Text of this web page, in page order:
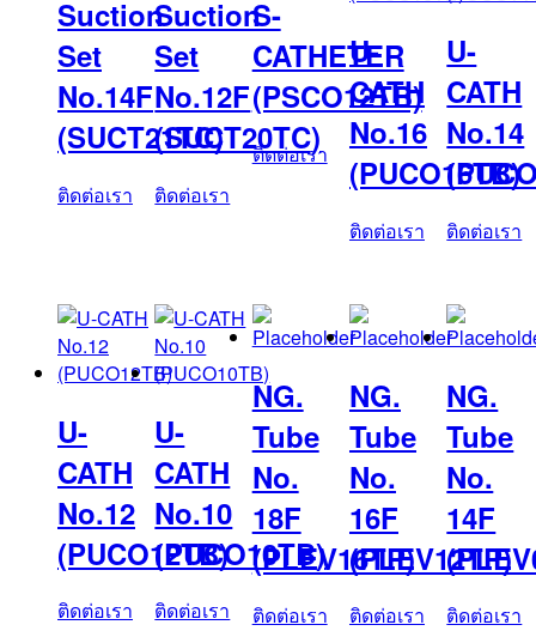
Suction
Set
No.14F
(SUCT21TC)
ติดต่อเรา
Suction
Set
No.12F
(SUCT20TC)
ติดต่อเรา
S-
CATHETER
(PSCO12TB)
ติดต่อเรา
U-
CATH
No.16
(PUCO16TB)
ติดต่อเรา
U-
CATH
No.14
ติดต่อเรา
U-
CATH
No.12
(PUCO12TB)
ติดต่อเรา
U-
CATH
No.10
(PUCO10TB)
ติดต่อเรา
NG.
Tube
No.
18F
(PLEV16TP)
ติดต่อเรา
NG.
Tube
No.
16F
(PLEV12TP)
ติดต่อเรา
NG.
Tube
No.
14F
ติดต่อเรา